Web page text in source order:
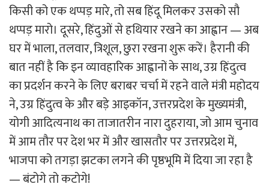
किसी को एक थप्पड़ मारे, तो सब हिंदू मिलकर उसको सौ
थप्पड़ मारो। दूसरे, हिंदुओं से हथियार रखने का आह्वान — अब
घर में भाला, तलवार, त्रिशूल, छुरा रखना शुरू करें। हैरानी की
बात नहीं है कि इन व्यावहारिक आह्वानों के साथ, उग्र हिंदुत्व
का प्रदर्शन करने के लिए बराबर चर्चा में रहने वाले मंत्री महोदय
ने, उग्र हिंदुत्व के और बड़े आइकॉन, उत्तरप्रदेश के मुख्यमंत्री,
योगी आदित्यनाथ का ताजातरीन नारा दुहराया, जो आम चुनाव
में आम तौर पर देश भर में और खासतौर पर उत्तरप्रदेश में,
भाजपा को तगड़ा झटका लगने की पृष्ठभूमि में दिया जा रहा है
— बंटोगे तो कटोगे!